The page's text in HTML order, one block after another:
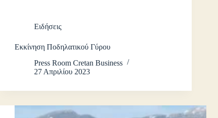
Ειδήσεις
Εκκίνηση Ποδηλατικού Γύρου
Press Room Cretan Business
27 Απριλίου 2023